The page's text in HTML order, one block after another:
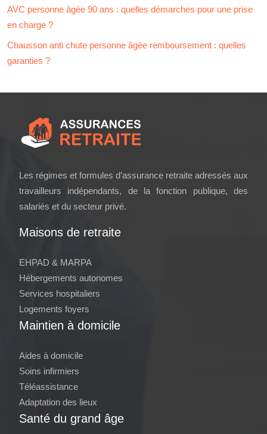
AVC personne âgée 90 ans : quelles démarches pour une prise
en charge ?
Chausson anti chute personne âgée remboursement : quelles
garanties ?
Les régimes et formules d’assurance retraite adressés aux
travailleurs indépendants, de la fonction publique, des
salariés et du secteur privé.
Maisons de retraite
EHPAD & MARPA
Hébergements autonomes
Services hospitaliers
Logements foyers
Maintien à domicile
Aides à domicile
Soins infirmiers
Téléassistance
Adaptation des lieux
Santé du grand âge